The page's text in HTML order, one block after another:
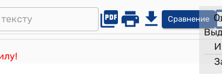
Сравнение